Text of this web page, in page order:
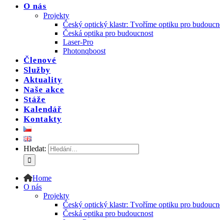
O nás
Projekty
Český optický klastr: Tvoříme optiku pro
Česká optika pro budoucnost
Laser-Pro
Photonqboost
Členové
Služby
Aktuality
Naše akce
Stáže
Kalendář
Kontakty
Hledat:
Home
O nás
Projekty
Český optický klastr: Tvoříme optiku pro
Česká optika pro budoucnost